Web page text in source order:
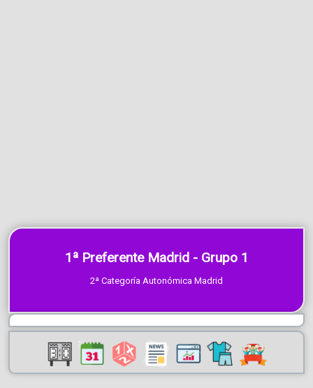
1ª Preferente Madrid - Grupo 1
2ª Categoría Autonómica Madrid